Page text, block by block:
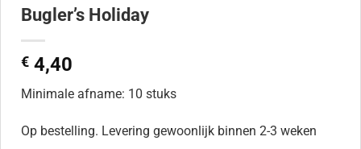
Bugler’s Holiday
€ 4,40
Minimale afname: 10 stuks
Op bestelling. Levering gewoonlijk binnen 2-3 weken